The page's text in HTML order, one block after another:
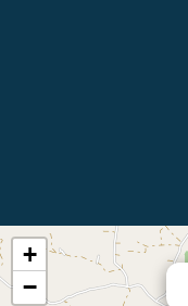
+
−